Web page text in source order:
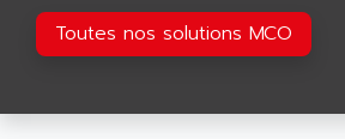
REDIPANEL
RJ2
PCS
AGIE
Toutes nos solutions MCO